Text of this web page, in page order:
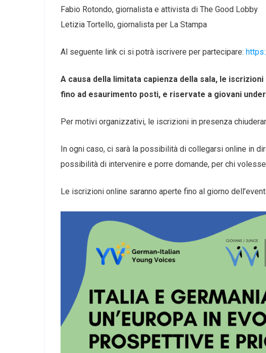
Fabio Rotondo, giornalista e attivista di The Good Lobby
Letizia Tortello, giornalista per La Stampa
Al seguente link ci si potrà iscrivere per partecipare:
A causa della limitata capienza della sala, le
fino ad esaurimento posti, e riservate a giovani
Per motivi organizzativi, le iscrizioni in presenza
In ogni caso, ci sarà la possibilità di collegarsi online in
possibilità di intervenire e porre domande, per chi
Le iscrizioni online saranno aperte fino al giorno